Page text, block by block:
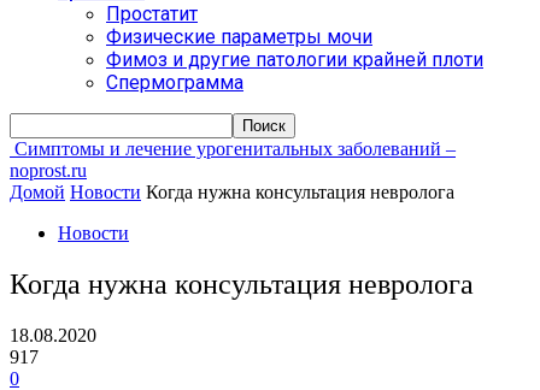
Простатит
Физические параметры мочи
Фимоз и другие патологии крайней плоти
Спермограмма
Симптомы и лечение урогенитальных заболеваний –
noprost.ru
Домой Новости Когда нужна консультация невролога
Новости
Когда нужна консультация невролога
18.08.2020
917
0